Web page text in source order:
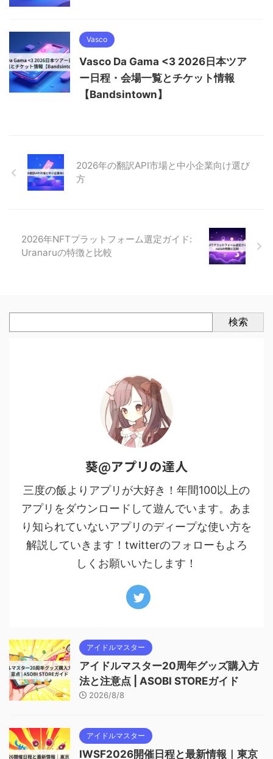
Vasco
Vasco Da Gama <3 2026日本ツア
ー日程・会場一覧とチケット情報
【Bandsintown】
2026年の翻訳API市場と中小企業向け選び
方
2026年NFTプラットフォーム選定ガイド:
Uranaruの特徴と比較
検索
葵@アプリの達人
三度の飯よりアプリが大好き！年間100以上の
アプリをダウンロードして遊んでいます。あま
り知られていないアプリのディープな使い方を
解説していきます！twitterのフォローもよろ
しくお願いいたします！
アイドルマスター
アイドルマスター20周年グッズ購入方
法と注意点 | ASOBI STOREガイド
2026/8/8
アイドルマスター
IWSF2026開催日程と最新情報｜東京